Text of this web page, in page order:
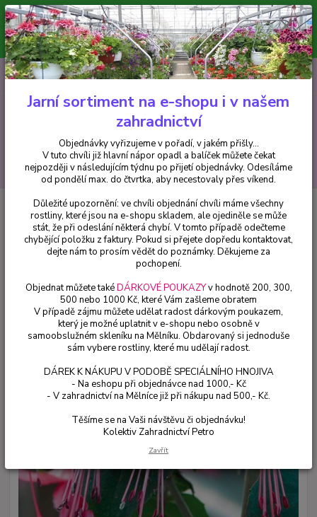
Minimální hodnota pro odeslání z e-shopu je 300 Kč.
V tuto chvíli již hlavní nápor objednávek opadl a balíček můžete čekat
nejpozději v následujícím týdnu po přijetí objednávky. Objednávky
vyřizujeme v pořadí, v jakém přišly...
CZK
Hledat
+420 602 223 614 0ks
za0 Kč
Fuchsie Shrimp Cocktail - 1 ks
Shrimp Cocktail - 1 ks
Jarní sortiment na e-shopu i v našem
zahradnictví
Objednávky vyřizujeme v pořadí, v jakém přišly...
V tuto chvíli již hlavní nápor opadl a balíček můžete čekat
nejpozději v následujícím týdnu po přijetí objednávky. Odesíláme
od pondělí max. do čtvrtka, aby necestovaly přes víkend.
Důležité upozornění: ve chvíli objednání chvíli máme všechny
rostliny, které jsou na e-shopu skladem, ale ojediněle se může
stát, že při odeslání některá chybí. V tomto případě odečteme
chybějící položku z faktury. Pokud si přejete dopředu kontaktovat,
dejte nám to prosím vědět do poznámky. Děkujeme za
pochopení.
Objednat můžete takéDÁRKOVÉ POUKAZYv hodnotě 200, 300,
500 nebo 1000 Kč, které Vám zašleme obratem
V případě zájmu můžete udělat radost dárkovým poukazem,
který je možné uplatnit v e-shopu nebo osobně v
samoobslužném skleníku na Mělníku. Obdarovaný si jednoduše
sám vybere rostliny, které mu udělají radost.
DÁREK K NÁKUPU V PODOBĚ SPECIÁLNÍHO HNOJIVA
- Na eshopu při objednávce nad 1000,- Kč
- V zahradnictví na Mělníce již při nákupu nad 500,- Kč.
Těšíme se na Vaši návštěvu či objednávku!
Kolektiv Zahradnictví Petro
Zavřít